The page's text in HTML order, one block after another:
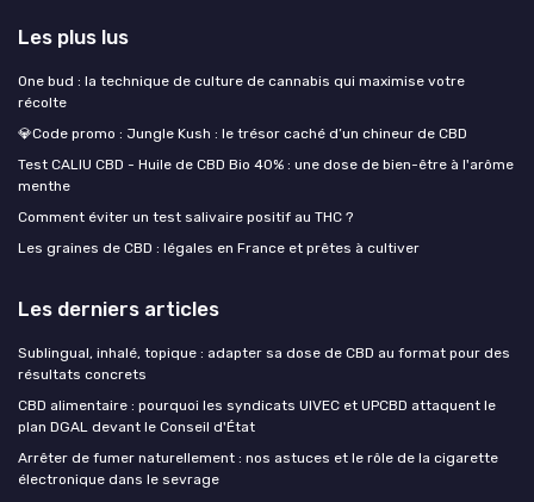
Les plus lus
One bud : la technique de culture de cannabis qui maximise votre
récolte
💎Code promo : Jungle Kush : le trésor caché d’un chineur de CBD
Test CALIU CBD - Huile de CBD Bio 40% : une dose de bien-être à l'arôme
menthe
Comment éviter un test salivaire positif au THC ?
Les graines de CBD : légales en France et prêtes à cultiver
Les derniers articles
Sublingual, inhalé, topique : adapter sa dose de CBD au format pour des
résultats concrets
CBD alimentaire : pourquoi les syndicats UIVEC et UPCBD attaquent le
plan DGAL devant le Conseil d'État
Arrêter de fumer naturellement : nos astuces et le rôle de la cigarette
électronique dans le sevrage